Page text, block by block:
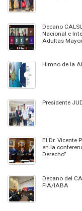
Decano
Nacional e
Adultas
Himno de la
Presidente
El Dr. Vicente
en la
Derecho”
Decano del
FIA/IABA